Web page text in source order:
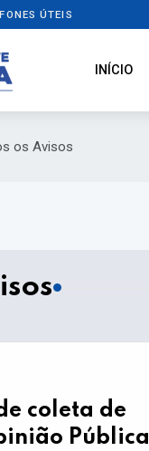
ÚTEIS
INÍCIO
os Avisos
coleta de
Pública